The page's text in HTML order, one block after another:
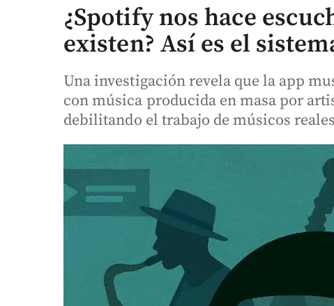
¿Spotify nos hace
existen? Así es el
Una investigación revela que la app
con música producida en masa por
debilitando el trabajo de músicos